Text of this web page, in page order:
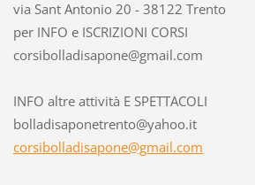
via Sant Antonio 20 - 38122 Trento
per INFO e ISCRIZIONI CORSI
corsibolladisapone@gmail.com
INFO altre attività E SPETTACOLI
bolladisaponetrento@yahoo.it
corsibolladisapone@gmail.com